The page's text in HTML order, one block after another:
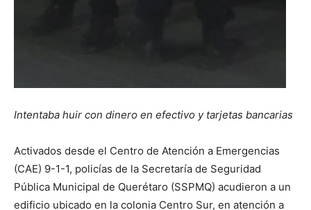
Intentaba huir con dinero en efectivo y tarjetas bancarias
Activados desde el Centro de Atención a Emergencias
(CAE) 9-1-1, policías de la Secretaría de Seguridad
Pública Municipal de Querétaro (SSPMQ) acudieron a un
edificio ubicado en la colonia Centro Sur, en atención a